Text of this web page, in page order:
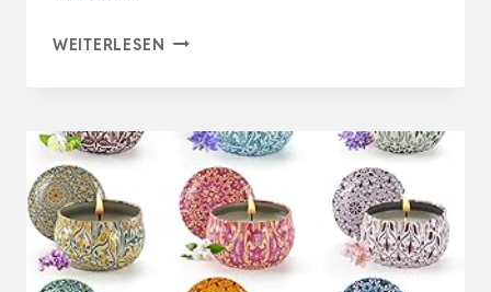
WEITERLESEN DUFTKERZEN
DUFTKERZE
GESCHENKSET
AUS